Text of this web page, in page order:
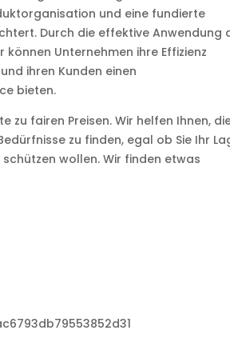
und eine fundierte
Durch die effektive Anwendung
können Unternehmen ihre Effizienz
ihren Kunden einen
bieten.
zu fairen Preisen. Wir helfen Ihnen,
zu finden, egal ob Sie Ihr
wollen. Wir finden etwas